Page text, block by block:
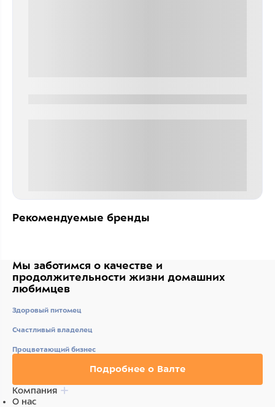
Рекомендуемые бренды
Мы заботимся о качестве и
продолжительности жизни домашних
любимцев
Здоровый питомец
Счастливый владелец
Процветающий бизнес
Подробнее о Валте
Компания
О нас